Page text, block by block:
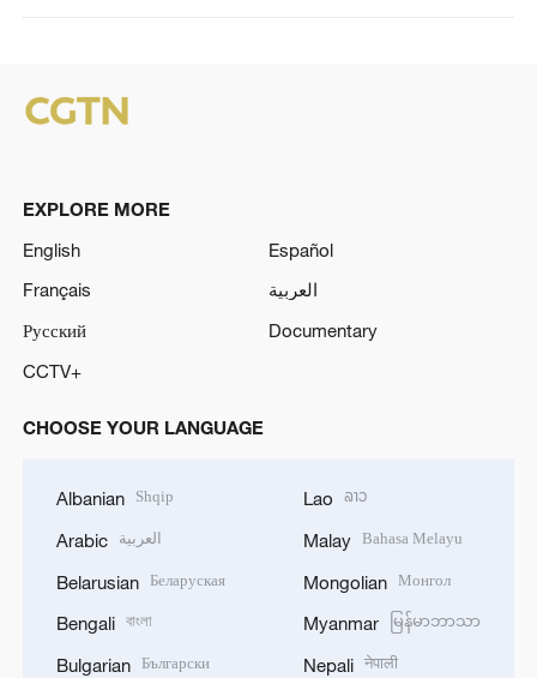
EXPLORE MORE
English
Español
Français
العربية
Русский
Documentary
CCTV+
CHOOSE YOUR LANGUAGE
Albanian Shqip
Arabic العربية
Belarusian Беларуская
Bengali বাংলা
Bulgarian Български
Lao ລາວ
Malay Bahasa Melayu
Mongolian Монгол
Myanmar မြန်မာဘာသာ
Nepali नेपाली